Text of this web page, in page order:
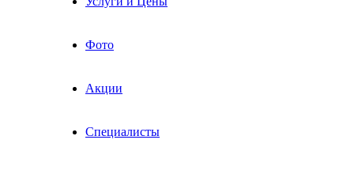
Фото
Акции
Специалисты